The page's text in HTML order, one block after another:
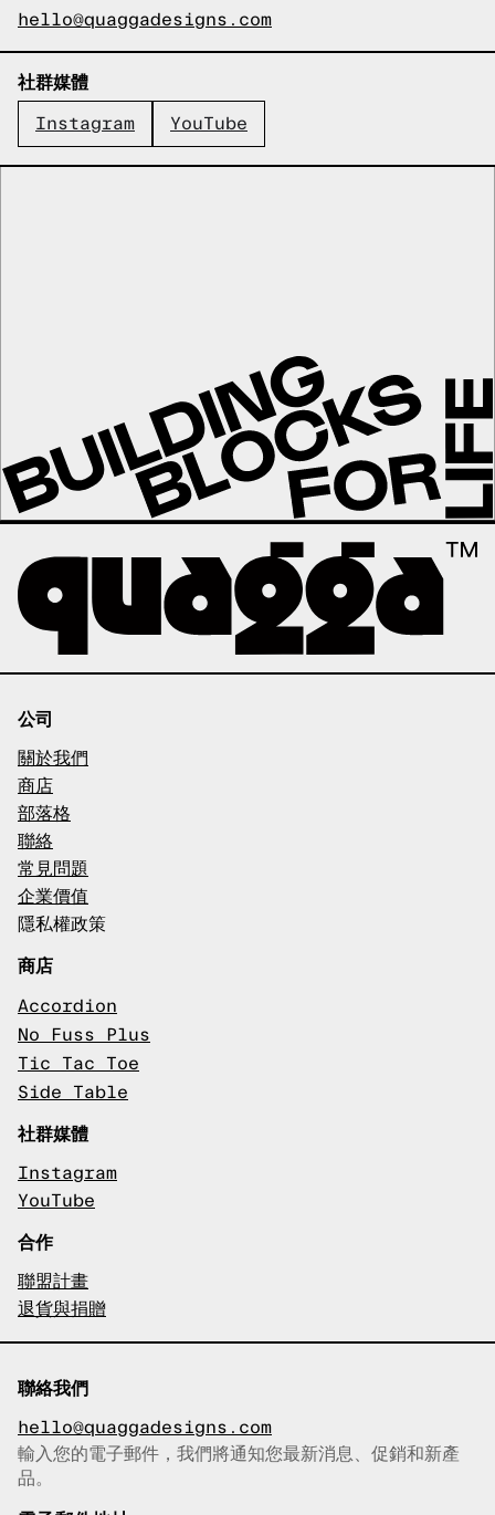
hello@quaggadesigns.com
已複製電子郵件！
社群媒體
Instagram YouTube
公司
關於我們
商店
部落格
聯絡
常見問題
企業價值
隱私權政策
商店
Accordion
No Fuss Plus
Tic Tac Toe
Side Table
社群媒體
Instagram
YouTube
合作
聯盟計畫
退貨與捐贈
聯絡我們
hello@quaggadesigns.com
已複製電子郵件！
輸入您的電子郵件，我們將通知您最新消息、促銷和新產
品。